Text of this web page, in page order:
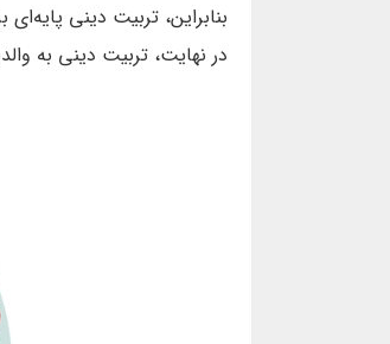
بنابراین، تربیت دینی
در نهایت، تربیت دینی به